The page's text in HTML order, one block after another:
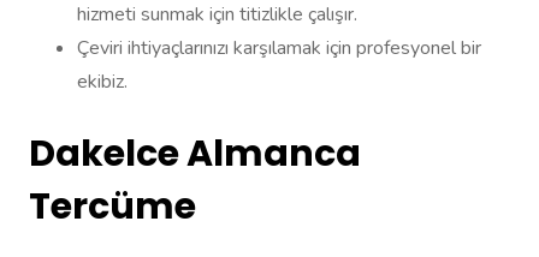
hizmeti sunmak için titizlikle çalışır.
Çeviri ihtiyaçlarınızı karşılamak için profesyonel bir
ekibiz.
Dakelce Almanca
Tercüme